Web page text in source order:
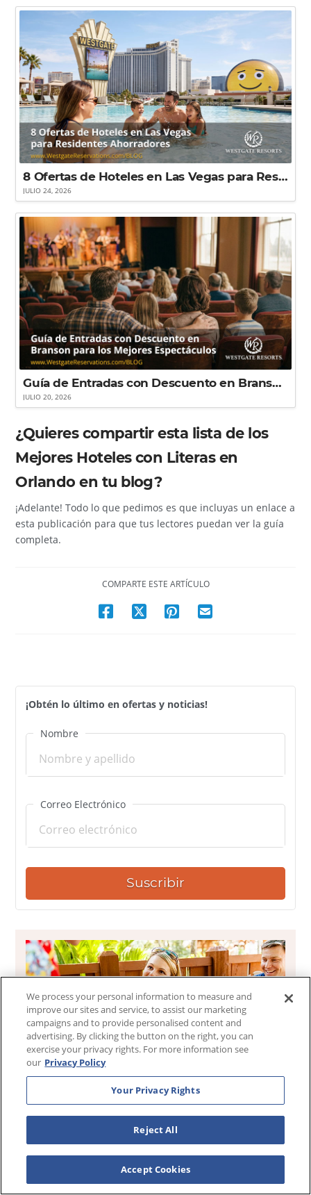
8 Ofertas de Hoteles en Las Vegas para Residentes que Buscan Ahorrar
JULIO 24, 2026
Guía de Entradas con Descuento en Branson para los Mejores Espectáculos
JULIO 20, 2026
¿Quieres compartir esta lista de los
Mejores Hoteles con Literas en
Orlando en tu blog?
¡Adelante! Todo lo que pedimos es que incluyas un enlace a
esta publicación para que tus lectores puedan ver la guía
completa.
COMPARTE ESTE ARTÍCULO
¡Obtén lo último en ofertas y noticias!
Nombre
Correo Electrónico
Suscribir
¡Reserva tus próximas Vacaciones con Westgate y
Ahorra!
Ver Ofertas
Únete a Westgate Resorts para tus próximas
vacaciones familiares.
We process your personal information to measure and
improve our sites and service, to assist our marketing
campaigns and to provide personalised content and
advertising. By clicking the button on the right, you can
exercise your privacy rights. For more information see
our Privacy Policy
Your Privacy Rights
Reject All
Accept Cookies